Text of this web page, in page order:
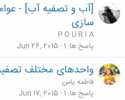
[آب و تصفیه آب] -
سازی
P O U R I A
پاسخ ها 1
Jun 26, 2015
واحدهای مختلف
فاطمه یاس
پاسخ ها 1
Jun 17, 2015